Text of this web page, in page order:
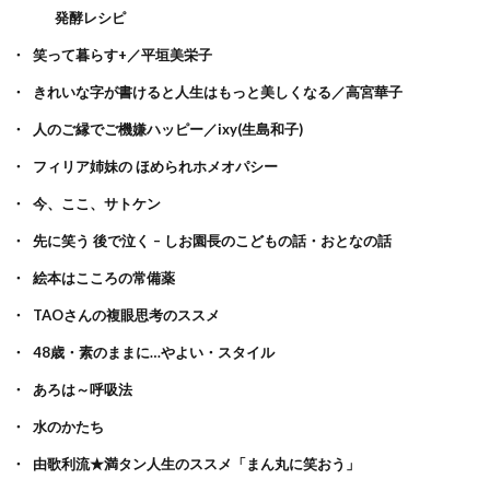
発酵レシピ
笑って暮らす+／平垣美栄子
きれいな字が書けると人生はもっと美しくなる／高宮華子
人のご縁でご機嫌ハッピー／ixy(生島和子)
フィリア姉妹の ほめられホメオパシー
今、ここ、サトケン
先に笑う 後で泣く – しお園長のこどもの話・おとなの話
絵本はこころの常備薬
TAOさんの複眼思考のススメ
48歳・素のままに…やよい・スタイル
あろは～呼吸法
水のかたち
由歌利流★満タン人生のススメ「まん丸に笑おう」